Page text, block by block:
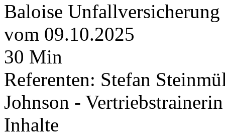
Baloise
vom 09.10.2025
30 Min
Referenten: Stefan
Johnson -
Inhalte